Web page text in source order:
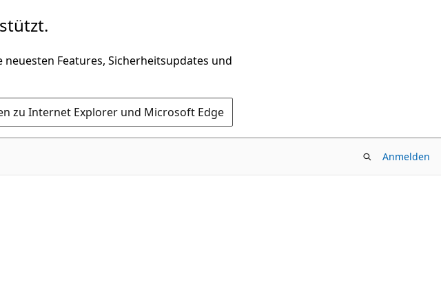
Features, Sicherheitsupdates und
zu Internet Explorer und Microsoft Edge
Anmelden